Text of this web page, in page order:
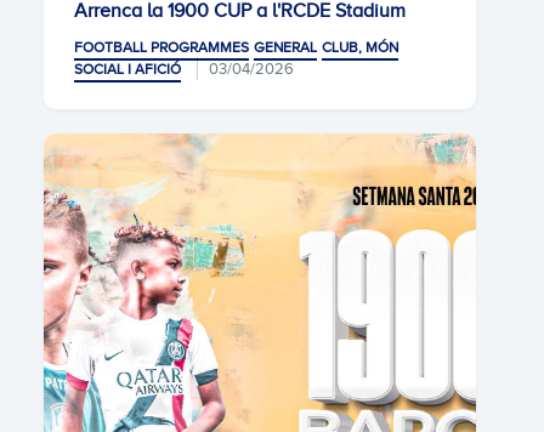
Arrenca la 1900 CUP a l'RCDE Stadium
FOOTBALL PROGRAMMES GENERAL CLUB, MÓN
SOCIAL I AFICIÓ
03/04/2026